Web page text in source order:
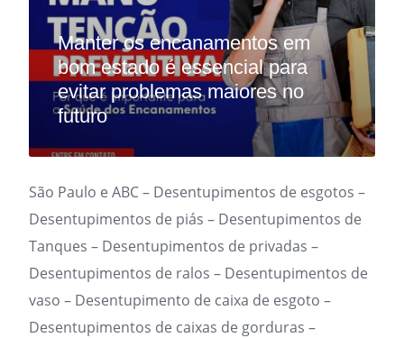
Manter os encanamentos em
bom estado é essencial para
evitar problemas maiores no
futuro
São Paulo e ABC – Desentupimentos de esgotos –
Desentupimentos de piás – Desentupimentos de
Tanques – Desentupimentos de privadas –
Desentupimentos de ralos – Desentupimentos de
vaso – Desentupimento de caixa de esgoto –
Desentupimentos de caixas de gorduras –